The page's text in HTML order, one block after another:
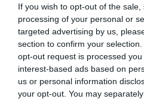
If you wish to opt-out of the
processing of your personal or
targeted advertising by us,
section to confirm your
opt-out request is processed
interest-based ads based on
us or personal information
your opt-out. You may